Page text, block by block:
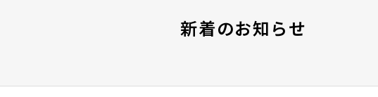
新着のお知らせ